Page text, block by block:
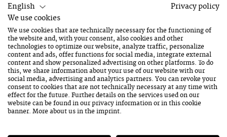
E-MAIL office@congress-saalfelden.at
Informationen
TAGS Mainstage
LINKS
Website
English
Privacy policy
We use cookies
We use cookies that are technically necessary for the functioning of
the website and, with your consent, also cookies and other
technologies to optimize our website, analyze traffic, personalize
content and ads, offer functions for social media, integrate external
content and show personalized advertising on other platforms. To do
this, we share information about your use of our website with our
social media, advertising and analytics partners. You can revoke your
consent to cookies that are not technically necessary at any time with
effect for the future. Further details on the services used on our
website can be found in ourprivacy informationor in this cookie
banner. More about us in theimprint.